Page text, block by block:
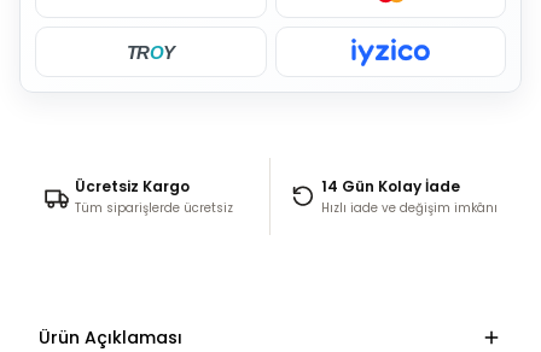
TROY
Ücretsiz Kargo
Tüm siparişlerde ücretsiz
14 Gün Kolay İade
Hızlı iade ve değişim imkânı
Ürün Açıklaması